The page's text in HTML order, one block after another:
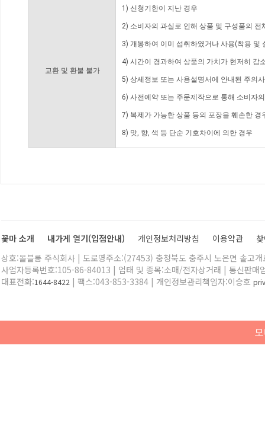
교환 및 환불 불가
1) 신청기한이 지난 경우
2) 소비자의 과실로 인해 상품 및 구성품의
3) 개봉하여 이미 섭취하였거나 사용(착용 및
4) 시간이 경과하여 상품의 가치가 현저히 감
5) 상세정보 또는 사용설명서에 안내된 주의
6) 사전예약 또는 주문제작으로 통해 소비자
7) 복제가 가능한 상품 등의 포장을 훼손한 경
8) 맛, 향, 색 등 단순 기호차이에 의한 경우
꽃마 소개 내가게 열기(입점안내) 개인정보처리방침 이용약관
상호:올블룸 주식회사 | 도로명주소:(27453) 충청북도 충주시 노은면 솔고
사업자등록번호:105-86-84013 | 업태 및 종목:소매/전자상거래 | 통신판매
대표전화:1644-8422 | 팩스:043-853-3384 | 개인정보관리책임자:이승호